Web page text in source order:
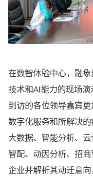
在数智体验中心，融
技术和AI能力的现场
到访的各位领导嘉宾
数字化服务和所解决
大数据、智能分析、
智配、动因分析、招
企业并解析其动迁意